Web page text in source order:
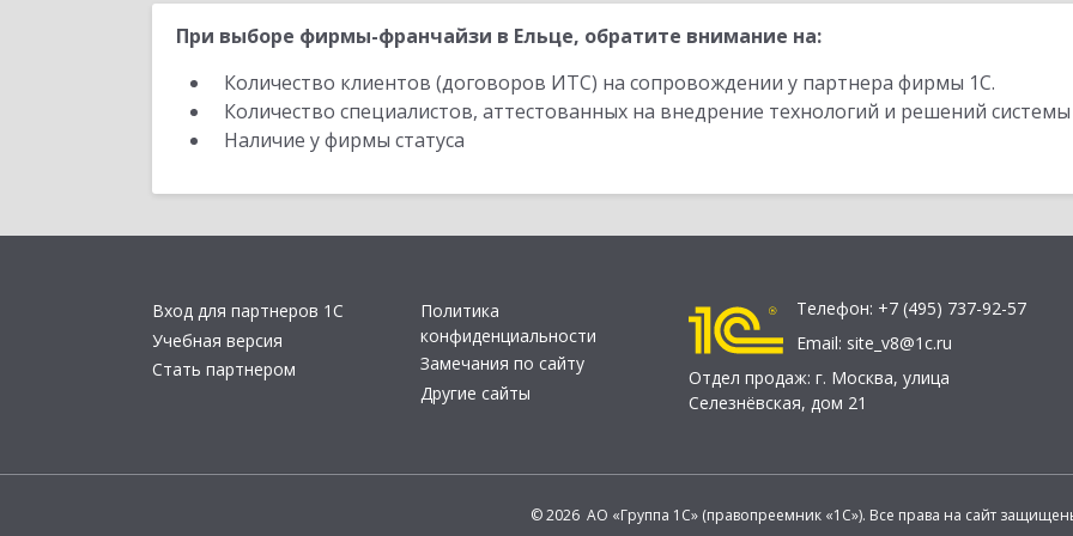
При выборе фирмы-франчайзи в Ельце, обратите внимание на:
Количество клиентов (договоров ИТС) на сопровождении у партнера фирмы 1С.
Количество специалистов, аттестованных на внедрение технологий и решений
Наличие у фирмы статуса
Вход для партнеров 1С
Учебная версия
Стать партнером
Политика
конфиденциальности
Замечания по сайту
Другие сайты
Телефон: +7 (495) 737-92-57
Email: site_v8@1c.ru
Отдел продаж: г. Москва, улица
Селезнёвская, дом 21
© 2026 АО «Группа 1С» (правопреемник «1С»). Все права на сайт